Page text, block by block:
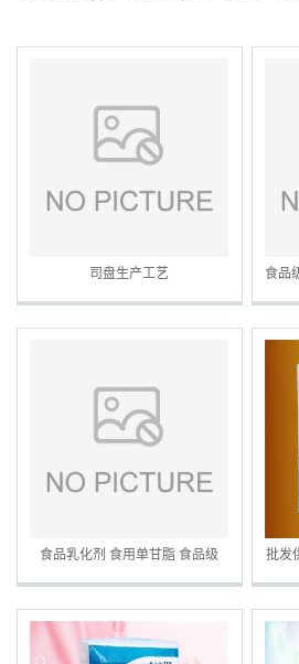
司盘生产工艺 食品
食品乳化剂 食用单甘脂 食品级
99%分子蒸馏单甘酯单硬脂酸甘油
酯
批发
乳化